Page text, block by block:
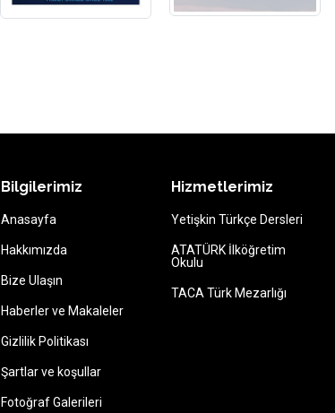
Bilgilerimiz
Anasayfa
Hakkımızda
Bize Ulaşın
Haberler ve Makaleler
Gizlilik Politikası
Şartlar ve koşullar
Fotoğraf Galerileri
Hizmetlerimiz
Yetişkin Türkçe Dersleri
ATATÜRK İlköğretim
Okulu
TACA Türk Mezarlığı